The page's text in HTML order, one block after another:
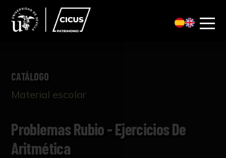
CATÁLOGO
Material escolar
Problemas Rubio - Ejercicios De
Aritmética